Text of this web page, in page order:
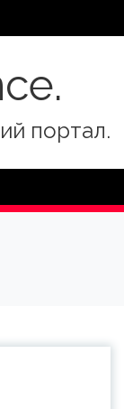
портал.